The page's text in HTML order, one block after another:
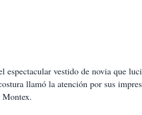
espectacular vestido de novia que
llamó la atención por sus